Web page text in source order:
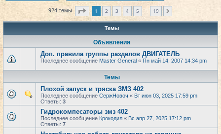
924 темы Страница из
1 2 3 4 5 19
Темы
Объявления
Доп. правила группы разделов ДВИГАТЕЛЬ
Последнее сообщение Master General « Пн май 14, 2007 14:34 pm
Темы
Плохой запуск и тряска ЗМЗ 402
Последнее сообщение СержНовоч « Вт июн 03, 2025 17:59 pm
Ответы: 3
Гидрокомпесаторы змз 402
Последнее сообщение Крокодил « Вс апр 27, 2025 17:12 pm
Ответы: 7